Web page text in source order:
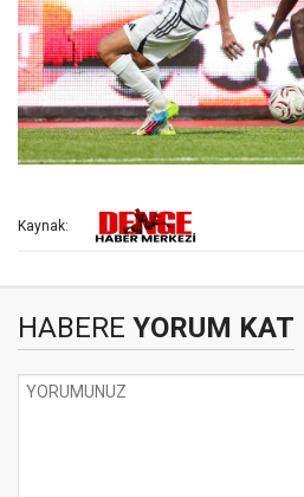
Kaynak:
HABERE YORUM KAT